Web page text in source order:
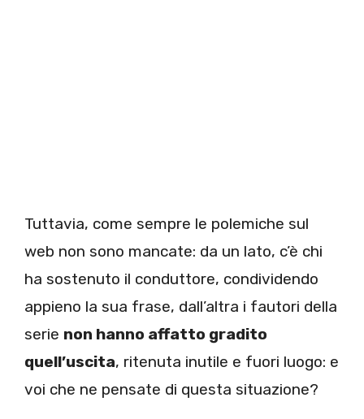
Tuttavia, come sempre le polemiche sul
web non sono mancate: da un lato, c’è chi
ha sostenuto il conduttore, condividendo
appieno la sua frase, dall’altra i fautori della
serie non hanno affatto gradito
quell’uscita, ritenuta inutile e fuori luogo: e
voi che ne pensate di questa situazione?